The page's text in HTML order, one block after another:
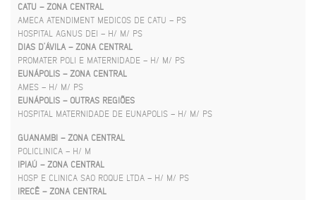
CATU – ZONA CENTRAL
AMECA ATENDIMENT MEDICOS DE CATU – PS
HOSPITAL AGNUS DEI – H/ M/ PS
DIAS D’ÁVILA – ZONA CENTRAL
PROMATER POLI E MATERNIDADE – H/ M/ PS
EUNÁPOLIS – ZONA CENTRAL
AMES – H/ M/ PS
EUNÁPOLIS – OUTRAS REGIÕES
HOSPITAL MATERNIDADE DE EUNAPOLIS – H/ M/ PS
GUANAMBI – ZONA CENTRAL
POLICLINICA – H/ M
IPIAÚ – ZONA CENTRAL
HOSP E CLINICA SAO ROQUE LTDA – H/ M/ PS
IRECÊ – ZONA CENTRAL